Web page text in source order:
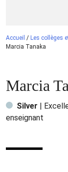
Accueil / Les collèges
Marcia Tanaka
Marcia
Silver |
enseignant